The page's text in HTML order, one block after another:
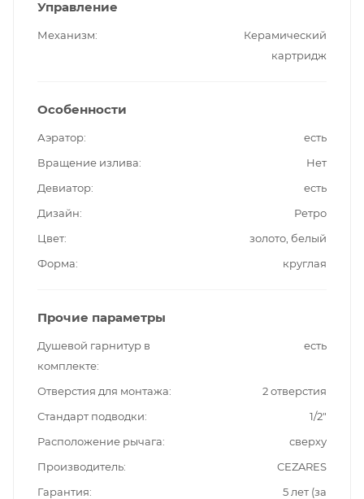
Управление
Механизм
Керамический
картридж
Особенности
Аэратор
есть
Вращение излива
Нет
Девиатор
есть
Дизайн
Ретро
Цвет
золото, белый
Форма
круглая
Прочие параметры
Душевой гарнитур в
комплекте
есть
Отверстия для монтажа
2 отверстия
Стандарт подводки
1/2"
Расположение рычага
сверху
Производитель
CEZARES
Гарантия
5 лет (за